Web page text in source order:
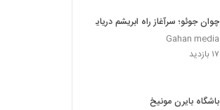
چوان جوئو؛ سرآغاز راه ابریشم دریایی
Gahan media
۱۷ بازدید
باشگاه بایرن مونیخ